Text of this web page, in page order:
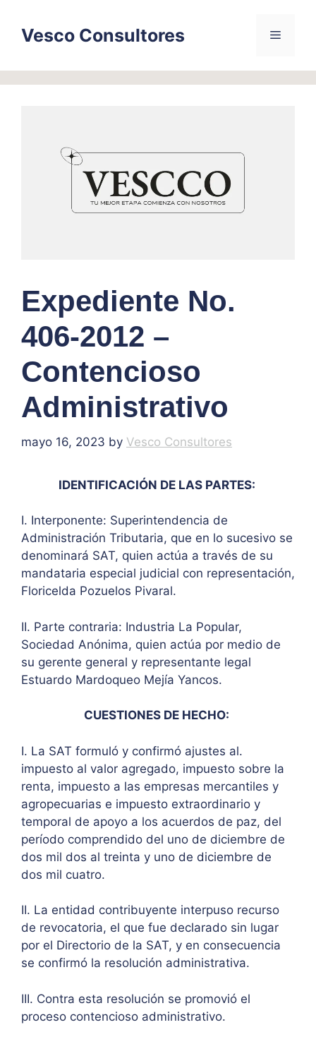
contentVesco Consultores Menu
Expediente No.
406-2012 –
Contencioso
Administrativo
mayo 16, 2023 by Vesco Consultores
IDENTIFICACIÓN DE LAS PARTES:
I. Interponente: Superintendencia de
Administración Tributaria, que en lo sucesivo se
denominará SAT, quien actúa a través de su
mandataria especial judicial con representación,
Floricelda Pozuelos Pivaral.
II. Parte contraria: Industria La Popular,
Sociedad Anónima, quien actúa por medio de
su gerente general y representante legal
Estuardo Mardoqueo Mejía Yancos.
CUESTIONES DE HECHO:
I. La SAT formuló y confirmó ajustes al.
impuesto al valor agregado, impuesto sobre la
renta, impuesto a las empresas mercantiles y
agropecuarias e impuesto extraordinario y
temporal de apoyo a los acuerdos de paz, del
período comprendido del uno de diciembre de
dos mil dos al treinta y uno de diciembre de
dos mil cuatro.
II. La entidad contribuyente interpuso recurso
de revocatoria, el que fue declarado sin lugar
por el Directorio de la SAT, y en consecuencia
se confirmó la resolución administrativa.
III. Contra esta resolución se promovió el
proceso contencioso administrativo.